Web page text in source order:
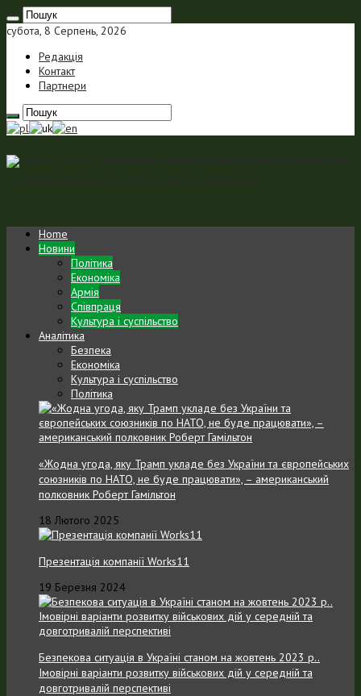
субота, 8 Серпень, 2026
Редакція
Контакт
Партнери
Home
Новини
Політика
Економіка
Армія
Співпраця
Культура і суспільство
Аналітика
Безпека
Економіка
Культура і суспільство
Політика
«Жодна угода, яку Трамп укладе без України та європейських
союзників по НАТО, не буде працювати», – американський
полковник Роберт Гамільтон
18 Лютого 2025
Презентація компанії Works11
19 Березня 2024
Безпекова ситуація в Україні станом на жовтень 2023 р..
Імовірні варіанти розвитку військових дій у середній та
довготривалій перспективі